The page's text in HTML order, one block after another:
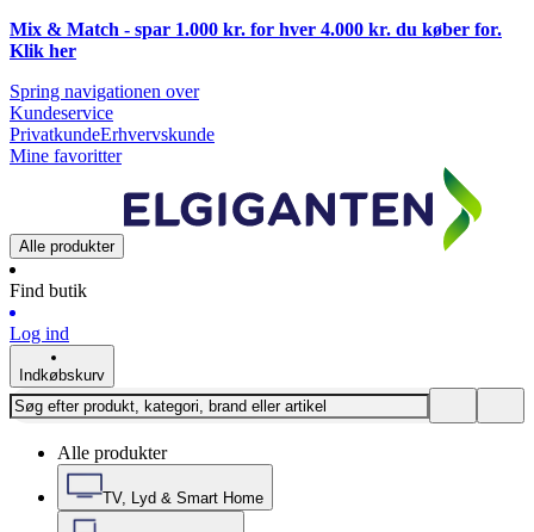
Mix & Match - spar 1.000 kr. for hver 4.000 kr. du køber for.
Klik her
Spring navigationen over
Kundeservice
PrivatkundeErhvervskunde
Mine favoritter
Alle produkter
Find butik
Log ind
Indkøbskurv
Alle produkter
TV, Lyd & Smart Home